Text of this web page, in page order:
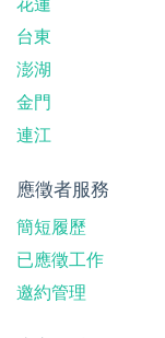
台東
澎湖
金門
連江
應徵者服務
簡短履歷
已應徵工作
邀約管理